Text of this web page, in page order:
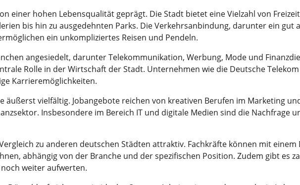
einer hohen Lebensqualität geprägt. Die Stadt bietet eine Vielzahl von
bis hin zu ausgedehnten Parks. Die Verkehrsanbindung, darunter ein gut
ein unkompliziertes Reisen und Pendeln.
angesiedelt, darunter Telekommunikation, Werbung, Mode und
Rolle in der Wirtschaft der Stadt. Unternehmen wie die Deutsche
Karrieremöglichkeiten.
äußerst vielfältig. Jobangebote reichen von kreativen Berufen im Marketing
Insbesondere im Bereich IT und digitale Medien sind die Nachfrage
zu anderen deutschen Städten attraktiv. Fachkräfte können mit
abhängig von der Branche und der spezifischen Position. Zudem gibt es
weiter aufwerten.